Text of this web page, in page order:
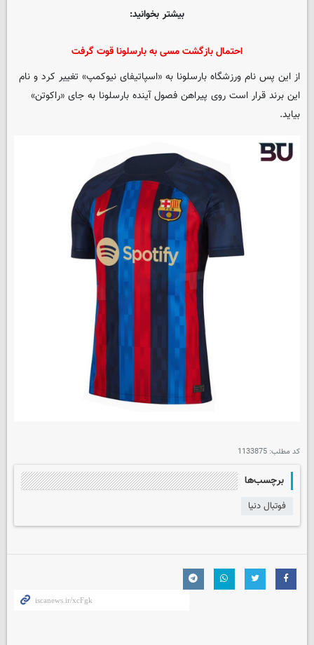
بیشتر بخوانید:
احتمال بازگشت مسی به بارسلونا قوت گرفت
از این پس نام ورزشگاه بارسلونا به «اسپاتیفای نیوکمپ» تغییر کرد و نام
این برند قرار است روی پیراهن فصول آینده بارسلونا به جای «راکوتن»
بیاید.
کد مطلب: 1133875
برچسب‌ها
فوتبال دنیا